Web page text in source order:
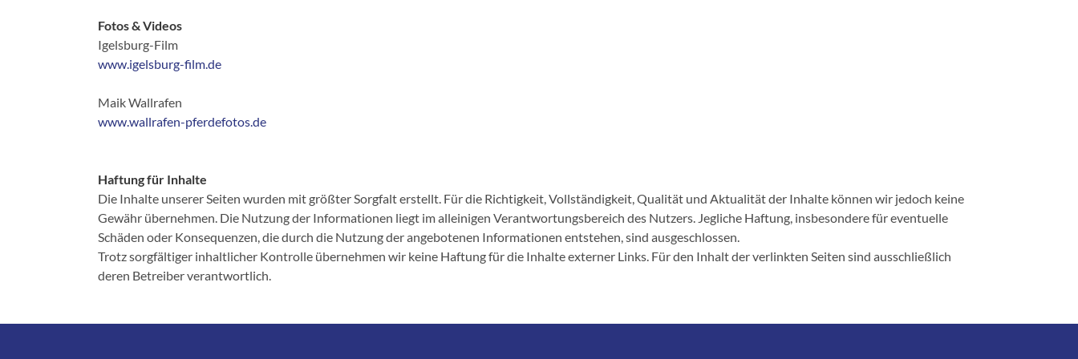
Fotos & Videos
Igelsburg-Film
www.igelsburg-film.de
Maik Wallrafen
www.wallrafen-pferdefotos.de
Haftung für Inhalte
Die Inhalte unserer Seiten wurden mit größter Sorgfalt erstellt. Für die Richtigkeit, Vollständigkeit, Qualität und Aktualität der Inhalte können wir jedoch keine
Gewähr übernehmen. Die Nutzung der Informationen liegt im alleinigen Verantwortungsbereich des Nutzers. Jegliche Haftung, insbesondere für eventuelle
Schäden oder Konsequenzen, die durch die Nutzung der angebotenen Informationen entstehen, sind ausgeschlossen.
Trotz sorgfältiger inhaltlicher Kontrolle übernehmen wir keine Haftung für die Inhalte externer Links. Für den Inhalt der verlinkten Seiten sind ausschließlich
deren Betreiber verantwortlich.